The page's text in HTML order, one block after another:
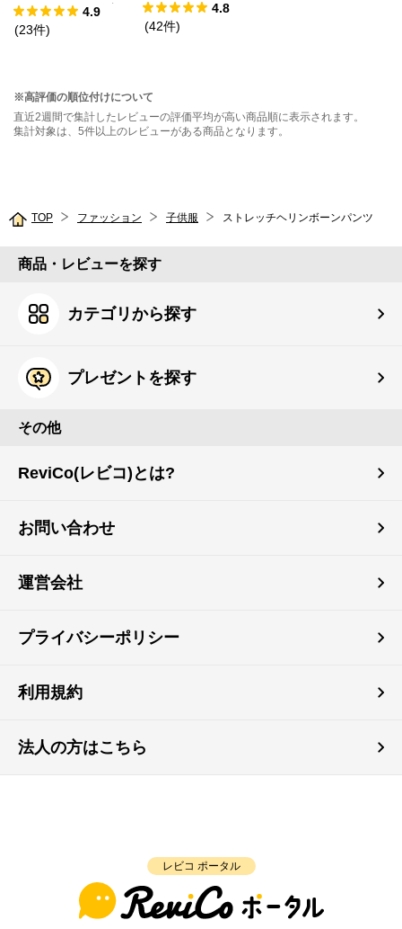
ックドッキングT
シャツ
4.9
(23件)
4.8
(42件)
※高評価の順位付けについて
直近2週間で集計したレビューの評価平均が高い商品順に表示されます。
集計対象は、5件以上のレビューがある商品となります。
TOP ファッション 子供服 ストレッチヘリンボーンパンツ
商品・レビューを探す
カテゴリから探す
プレゼントを探す
その他
ReviCo(レビコ)とは?
お問い合わせ
運営会社
プライバシーポリシー
利用規約
法人の方はこちら
レビコ ポータル